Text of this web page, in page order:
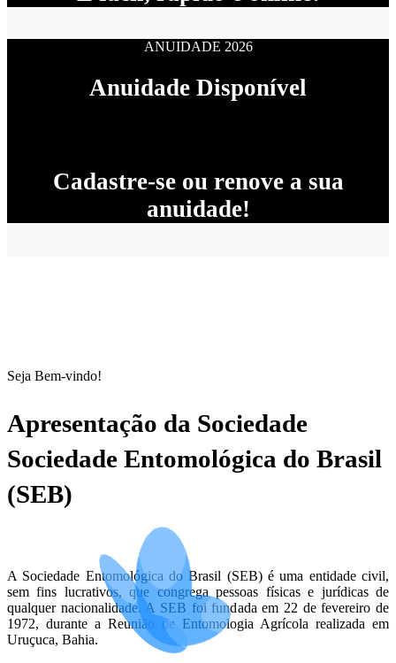
ANUIDADE 2026
Anuidade Disponível
Cadastre-se ou renove a sua
anuidade!
Seja Bem-vindo!
Apresentação da Sociedade
Sociedade Entomológica do Brasil
(SEB)
A Sociedade Entomológica do Brasil (SEB) é uma entidade civil,
sem fins lucrativos, que congrega pessoas físicas e jurídicas de
qualquer nacionalidade. A SEB foi fundada em 22 de fevereiro de
1972, durante a Reunião de Entomologia Agrícola realizada em
Uruçuca, Bahia.